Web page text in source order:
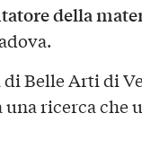
della
Belle Arti di
ricerca che